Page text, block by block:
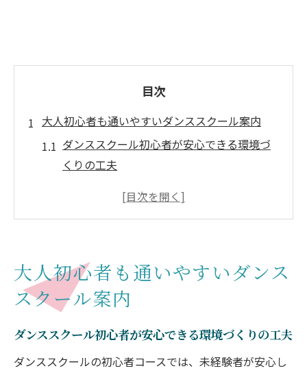
目次
大人初心者も通いやすいダンススクール案内
ダンススクール初心者が安心できる環境づ
くりの工夫
大阪ダンススクールを大人初心者目線で徹
大人が通いやすいダンススクールの特徴と
は
テップ
未経験から始める大阪市のダンス体験術
大人初心者も通いやすいダンス
スクール案内
ダンススクール初心者が安心できる環境づくりの工夫
ダンススクールの初心者コースでは、未経験者が安心し